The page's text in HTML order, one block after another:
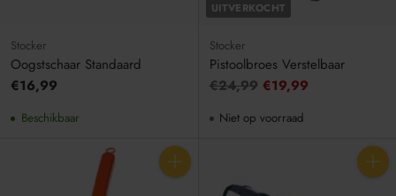
Stocker
Oogstschaar Standaard
€16,99
Beschikbaar
UITVERKOCHT
Stocker
Pistoolbroes Verstelbaar
Adviesprijs
€24,99 €19,99
Niet op voorraad
Aantal Aantal